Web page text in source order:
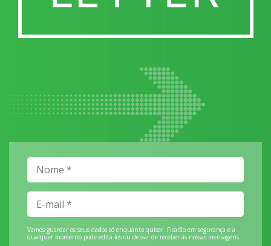
Vamos guardar os seus dados só enquanto quiser. Ficarão em segurança e a
qualquer momento pode editá-los ou deixar de receber as nossas mensagens.